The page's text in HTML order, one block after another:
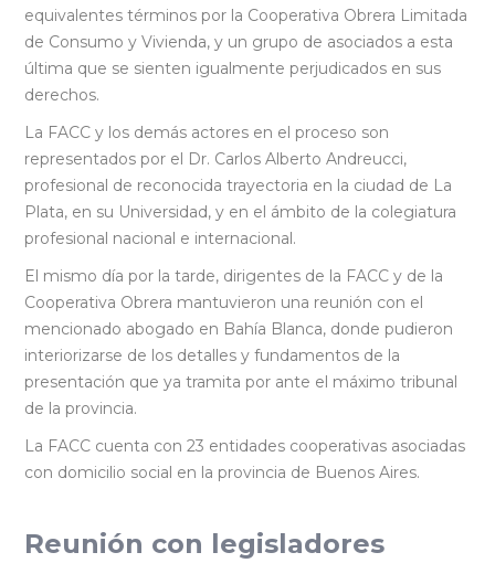
equivalentes términos por la Cooperativa Obrera Limitada
de Consumo y Vivienda, y un grupo de asociados a esta
última que se sienten igualmente perjudicados en sus
derechos.
La FACC y los demás actores en el proceso son
representados por el Dr. Carlos Alberto Andreucci,
profesional de reconocida trayectoria en la ciudad de La
Plata, en su Universidad, y en el ámbito de la colegiatura
profesional nacional e internacional.
El mismo día por la tarde, dirigentes de la FACC y de la
Cooperativa Obrera mantuvieron una reunión con el
mencionado abogado en Bahía Blanca, donde pudieron
interiorizarse de los detalles y fundamentos de la
presentación que ya tramita por ante el máximo tribunal
de la provincia.
La FACC cuenta con 23 entidades cooperativas asociadas
con domicilio social en la provincia de Buenos Aires.
Reunión con legisladores